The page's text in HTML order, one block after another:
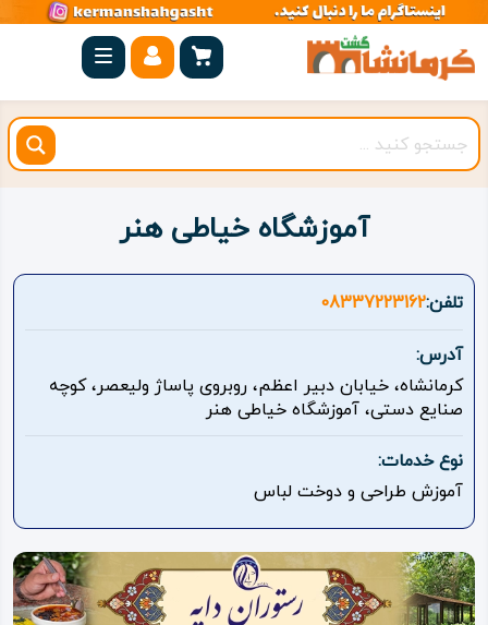
صفحه
اصلی
کرمانشاه
شهرستان
بیستون
روستاهای
هدف
اقامتگاه
ویژه
درباره
آموزشگاه خیاطی هنر
تلفن:08337223162
آدرس:
کرمانشاه، خیابان دبیر اعظم، روبروی پاساژ ولیعصر، کوچه
صنایع دستی، آموزشگاه خیاطی هنر
نوع خدمات:
آموزش طراحی و دوخت لباس